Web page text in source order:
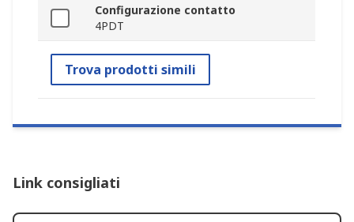
Configurazione contatto
4PDT
Trova prodotti simili
Link consigliati